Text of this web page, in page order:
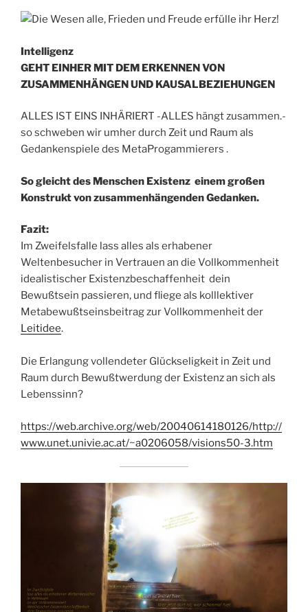
Intelligenz
GEHT EINHER MIT DEM ERKENNEN VON
ZUSAMMENHÄNGEN UND KAUSALBEZIEHUNGEN
ALLES IST EINS INHÄRIERT -ALLES hängt zusammen.-
so schweben wir umher durch Zeit und Raum als
Gedankenspiele des MetaProgammierers .
So gleicht des Menschen Existenz einem großen
Konstrukt von zusammenhängenden Gedanken.
Fazit:
Im Zweifelsfalle lass alles als erhabener
Weltenbesucher in Vertrauen an die Vollkommenheit
idealistischer Existenzbeschaffenheit dein
Bewußtsein passieren, und fliege als kolllektiver
Metabewußtseinsbeitrag zur Vollkommenheit der
Leitidee.
Die Erlangung vollendeter Glückseligkeit in Zeit und
Raum durch Bewußtwerdung der Existenz an sich als
Lebenssinn?
https://web.archive.org/web/20040614180126/http://
www.unet.univie.ac.at/~a0206058/visions50-3.htm